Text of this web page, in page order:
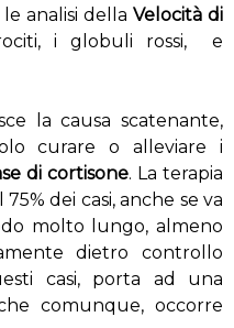
analisi della Velocità di
i globuli rossi, e
la causa scatenante,
curare o alleviare i
di cortisone. La terapia
dei casi, anche se va
molto lungo, almeno
dietro controllo
casi, porta ad una
comunque, occorre